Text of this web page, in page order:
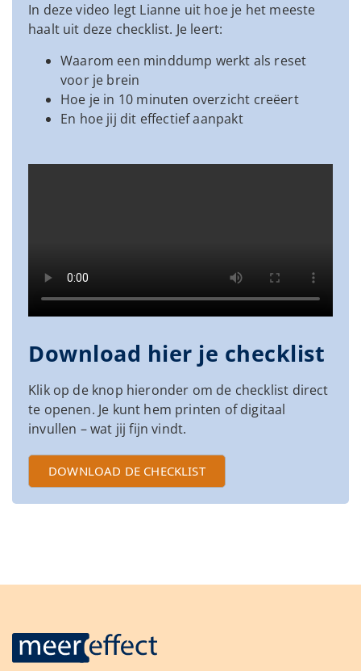
In deze video legt Lianne uit hoe je het meeste
haalt uit deze checklist. Je leert:
Waarom een minddump werkt als reset
voor je brein
Hoe je in 10 minuten overzicht creëert
En hoe jij dit effectief aanpakt
Download hier je checklist
Klik op de knop hieronder om de checklist direct
te openen. Je kunt hem printen of digitaal
invullen – wat jij fijn vindt.
DOWNLOAD DE CHECKLIST